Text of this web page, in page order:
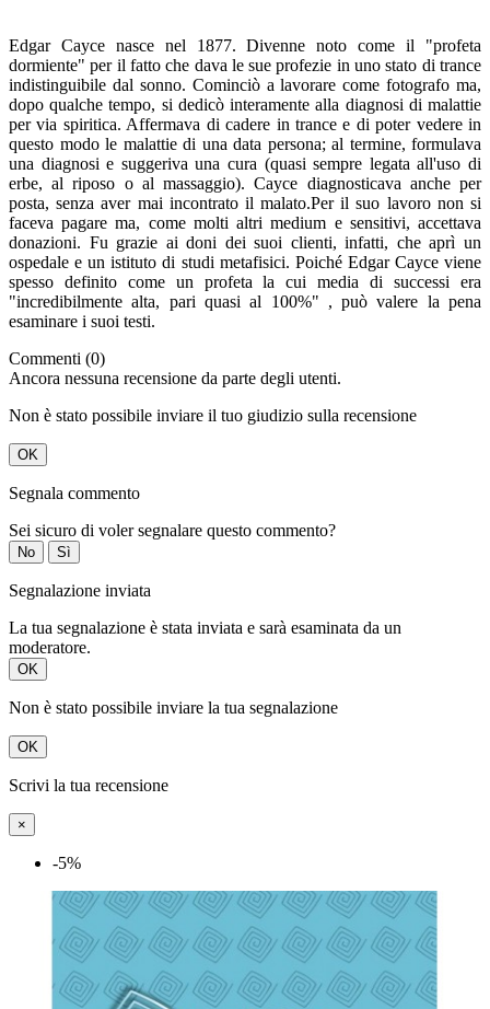
Edgar Cayce nasce nel 1877. Divenne noto come il "profeta
dormiente" per il fatto che dava le sue profezie in uno stato di trance
indistinguibile dal sonno. Cominciò a lavorare come fotografo ma,
dopo qualche tempo, si dedicò interamente alla diagnosi di malattie
per via spiritica. Affermava di cadere in trance e di poter vedere in
questo modo le malattie di una data persona; al termine, formulava
una diagnosi e suggeriva una cura (quasi sempre legata all'uso di
erbe, al riposo o al massaggio). Cayce diagnosticava anche per
posta, senza aver mai incontrato il malato.Per il suo lavoro non si
faceva pagare ma, come molti altri medium e sensitivi, accettava
donazioni. Fu grazie ai doni dei suoi clienti, infatti, che aprì un
ospedale e un istituto di studi metafisici. Poiché Edgar Cayce viene
spesso definito come un profeta la cui media di successi era
"incredibilmente alta, pari quasi al 100%" , può valere la pena
esaminare i suoi testi.
Commenti (0)
Ancora nessuna recensione da parte degli utenti.
Non è stato possibile inviare il tuo giudizio sulla recensione
OK
Segnala commento
Sei sicuro di voler segnalare questo commento?
No Sì
Segnalazione inviata
La tua segnalazione è stata inviata e sarà esaminata da un
moderatore.
OK
Non è stato possibile inviare la tua segnalazione
OK
Scrivi la tua recensione
×
-5%